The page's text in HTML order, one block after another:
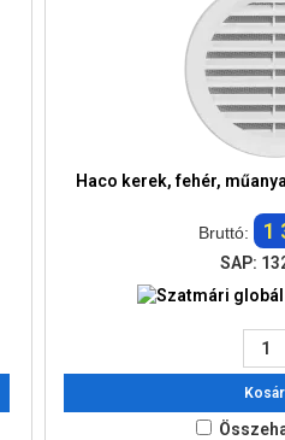
Haco kerek, fehér,
Bruttó: 1
SAP: